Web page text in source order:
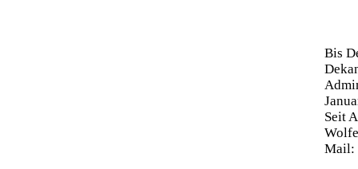
Bis
Seit
Mail: